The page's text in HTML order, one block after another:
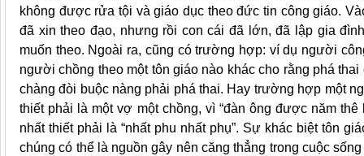
không được rửa tội và giáo dục theo đức tin công giáo.
đã xin theo đạo, nhưng rồi con cái đã lớn, đã lập gia
muốn theo. Ngoài ra, cũng có trường hợp: ví dụ người
người chồng theo một tôn giáo nào khác cho rằng phá
chàng đòi buộc nàng phải phá thai. Hay trường hợp một
thiết phải là một vợ một chồng, vì “đàn ông được năm
nhất thiết phải là “nhất phu nhất phụ”. Sự khác biệt tôn
chúng có thể là nguồn gây nên căng thẳng trong cuộc